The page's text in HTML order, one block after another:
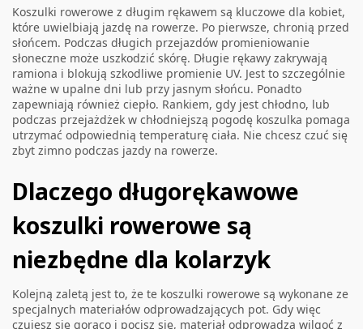
Koszulki rowerowe z długim rękawem są kluczowe dla kobiet,
które uwielbiają jazdę na rowerze. Po pierwsze, chronią przed
słońcem. Podczas długich przejazdów promieniowanie
słoneczne może uszkodzić skórę. Długie rękawy zakrywają
ramiona i blokują szkodliwe promienie UV. Jest to szczególnie
ważne w upalne dni lub przy jasnym słońcu. Ponadto
zapewniają również ciepło. Rankiem, gdy jest chłodno, lub
podczas przejażdżek w chłodniejszą pogodę koszulka pomaga
utrzymać odpowiednią temperaturę ciała. Nie chcesz czuć się
zbyt zimno podczas jazdy na rowerze.
Dlaczego długorękawowe
koszulki rowerowe są
niezbędne dla kolarzyk
Kolejną zaletą jest to, że te koszulki rowerowe są wykonane ze
specjalnych materiałów odprowadzających pot. Gdy więc
czujesz się gorąco i pocisz się, materiał odprowadza wilgoć z